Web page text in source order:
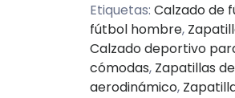
Etiquetas: Calzado de
fútbol hombre,
Calzado deportivo
cómodas, Zapatillas
aerodinámico,